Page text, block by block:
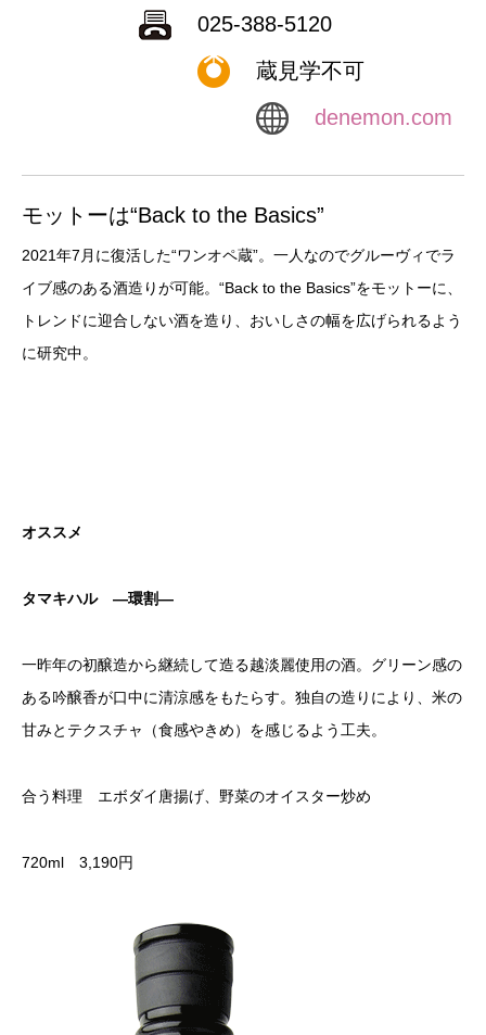
025-388-5120
蔵見学不可
denemon.com
モットーは“Back to the Basics”
2021年7月に復活した“ワンオペ蔵”。一人なのでグルーヴィでラ
イブ感のある酒造りが可能。“Back to the Basics”をモットーに、
トレンドに迎合しない酒を造り、おいしさの幅を広げられるよう
に研究中。
オススメ
タマキハル —環割—
一昨年の初醸造から継続して造る越淡麗使用の酒。グリーン感の
ある吟醸香が口中に清涼感をもたらす。独自の造りにより、米の
甘みとテクスチャ（食感やきめ）を感じるよう工夫。
合う料理 エボダイ唐揚げ、野菜のオイスター炒め
720ml 3,190円